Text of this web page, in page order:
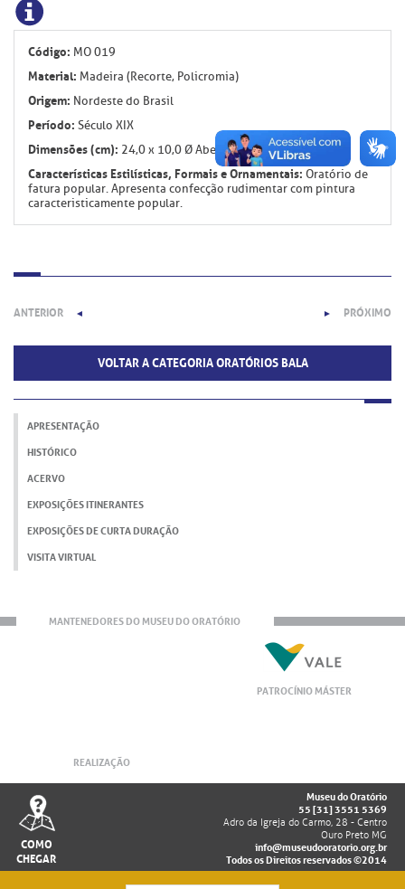
Código: MO 019
Material: Madeira (Recorte, Policromia)
Origem: Nordeste do Brasil
Período: Século XIX
Dimensões (cm): 24,0 x 10,0 Ø Aberto: 25,0
Características Estilísticas, Formais e Ornamentais: Oratório de
fatura popular. Apresenta confecção rudimentar com pintura
caracteristicamente popular.
ANTERIOR ◄ ► PRÓXIMO
VOLTAR A CATEGORIA ORATÓRIOS BALA
APRESENTAÇÃO
HISTÓRICO
ACERVO
EXPOSIÇÕES ITINERANTES
EXPOSIÇÕES DE CURTA DURAÇÃO
VISITA VIRTUAL
MANTENEDORES DO MUSEU DO ORATÓRIO
PATROCÍNIO MÁSTER
REALIZAÇÃO
COMO
CHEGAR
Museu do Oratório
55 [31] 3551 5369
Adro da Igreja do Carmo, 28 - Centro
Ouro Preto MG
info@museudooratorio.org.br
Todos os Direitos reservados ©2014